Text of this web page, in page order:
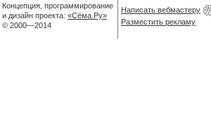
Концепция, программирование
и дизайн проекта: «Сёма.Ру»
© 2000—2014
Написать вебмастеру
Разместить рекламу